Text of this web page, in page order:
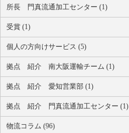
所長 門真流通加工センター (1)
受賞 (1)
個人の方向けサービス (5)
拠点 紹介 南大阪運輸チーム (1)
拠点 紹介 愛知営業部 (1)
拠点 紹介 門真流通加工センター (1)
物流コラム (96)